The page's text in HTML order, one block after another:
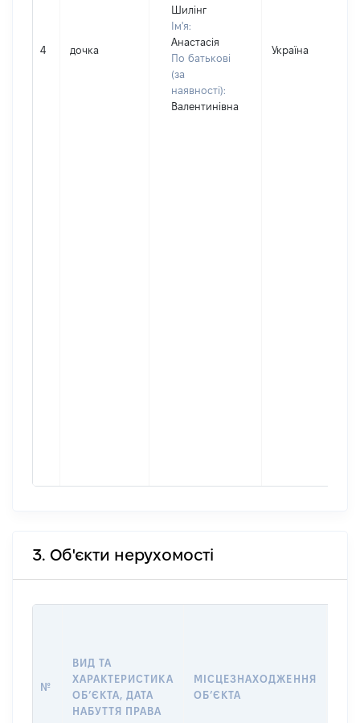
4 дочка
Шилінг
Ім'я:
Анастасія
По батькові
(за
наявності):
Валентинівна
Україна
3. Об'єкти нерухомості
№
ВИД ТА
ХАРАКТЕРИСТИКА
ОБʼЄКТА, ДАТА
НАБУТТЯ ПРАВА
МІСЦЕЗНАХОДЖЕННЯ
ОБʼЄКТА